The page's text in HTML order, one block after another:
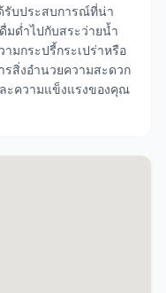
รับประสบการณ์ที่น่า
ด่ำไปกับสระว่ายน้ำ
มกระปรี้กระเปร่าหรือ
รสิ่งอำนวยความสะดวก
ะความแข็งแรงของคุณ